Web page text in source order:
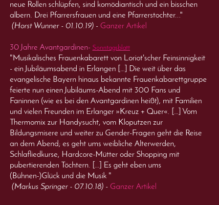
neue Rollen schlüpfen, sind komödiantisch und ein bisschen
albern. Drei Pfarrersfrauen und eine Pfarrerstochter..."
(Horst Wunner - 01.10.19) - Ganzer Artikel
30 Jahre Avantgardinen- Sonntagsblatt
"Musikalisches Frauenkabarett von Loriot'scher Feinsinnigkeit
- ein Jubiläumsabend in Erlangen […] Die weit über das
evangelische Bayern hinaus bekannte Frauenkabarettgruppe
feierte nun einen Jubiläums-Abend mit 300 Fans und
Faninnen (wie es bei den Avantgardinen heißt), mit Familien
und vielen Freunden im Erlanger »Kreuz + Quer«. […] Vom
Thermomix zur Handysucht, vom Kloputzen zur
Bildungsmisere und weiter zu Gender-Fragen geht die Reise
an dem Abend; es geht ums weibliche Alterwerden,
Schlafliedkurse, Hardcore-Mütter oder Shopping mit
pubertierenden Töchtern. […] Es geht eben ums
(Bühnen-)Glück und die Musik "
(Markus Springer - 07.10.18) - Ganzer Artikel